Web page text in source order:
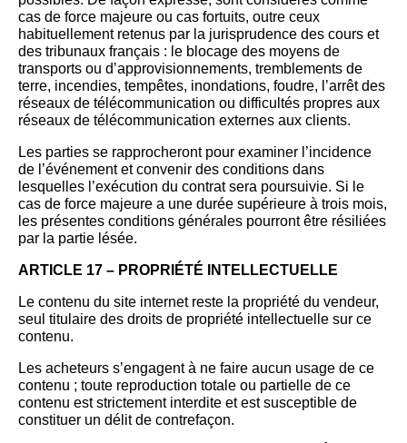
cas de force majeure ou cas fortuits, outre ceux
habituellement retenus par la jurisprudence des cours et
des tribunaux français : le blocage des moyens de
transports ou d’approvisionnements, tremblements de
terre, incendies, tempêtes, inondations, foudre, l’arrêt des
réseaux de télécommunication ou difficultés propres aux
réseaux de télécommunication externes aux clients.
Les parties se rapprocheront pour examiner l’incidence
de l’événement et convenir des conditions dans
lesquelles l’exécution du contrat sera poursuivie. Si le
cas de force majeure a une durée supérieure à trois mois,
les présentes conditions générales pourront être résiliées
par la partie lésée.
ARTICLE 17 – PROPRIÉTÉ INTELLECTUELLE
Le contenu du site internet reste la propriété du vendeur,
seul titulaire des droits de propriété intellectuelle sur ce
contenu.
Les acheteurs s’engagent à ne faire aucun usage de ce
contenu ; toute reproduction totale ou partielle de ce
contenu est strictement interdite et est susceptible de
constituer un délit de contrefaçon.